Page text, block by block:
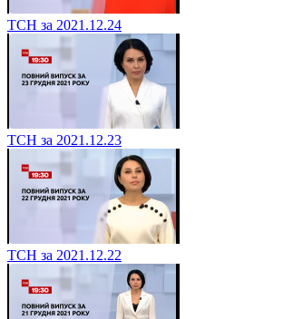
ТСН за 2021.12.24
ТСН за 2021.12.23
ТСН за 2021.12.22